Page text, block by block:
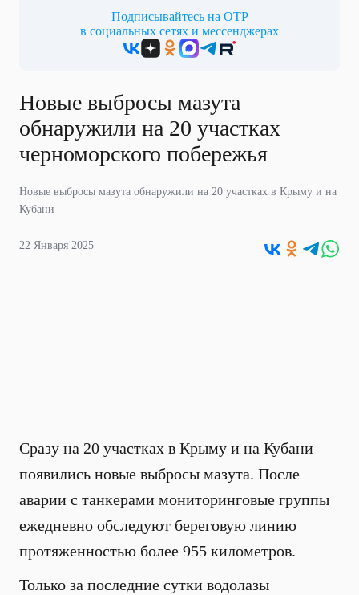
Подписывайтесь на ОТР
в социальных сетях и мессенджерах
Новые выбросы мазута
обнаружили на 20 участках
черноморского побережья
Новые выбросы мазута обнаружили на 20 участках в Крыму и на
Кубани
22 Января 2025
Сразу на 20 участках в Крыму и на Кубани
появились новые выбросы мазута. После
аварии с танкерами мониторинговые группы
ежедневно обследуют береговую линию
протяженностью более 955 километров.
Только за последние сутки водолазы